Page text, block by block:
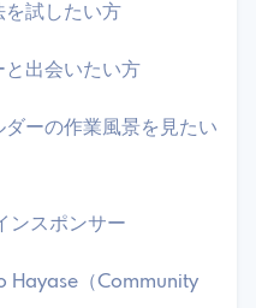
を試したい方
出会いたい方
ーの作業風景を見たい
ンスポンサー
Hayase（Community